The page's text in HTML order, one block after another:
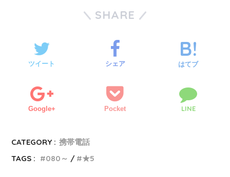
SHARE
ツイート シェア はてブ
Google+ Pocket LINE
CATEGORY : 携帯電話
TAGS :
080～ ★5